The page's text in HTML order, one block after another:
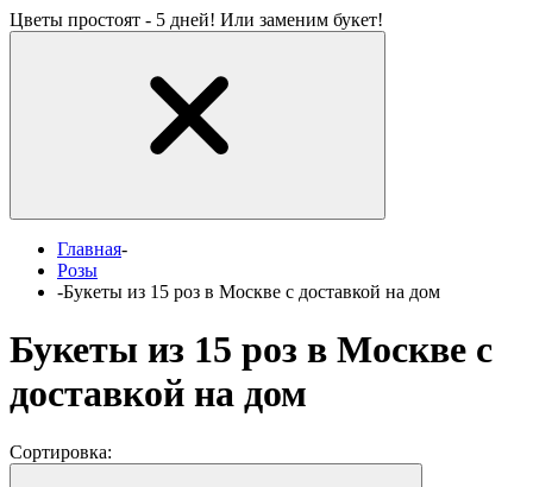
Цветы простоят - 5 дней! Или заменим букет!
Главная-
Розы
-Букеты из 15 роз в Москве с доставкой на дом
Букеты из 15 роз в Москве с
доставкой на дом
Сортировка: